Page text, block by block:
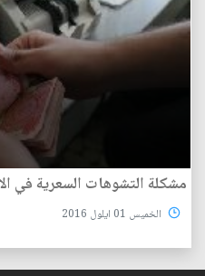
مشكلة التشوهات السعرية في
الخميس 01 ايلول 2016